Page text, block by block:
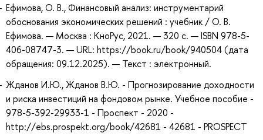
Ефимова, О. В., Финансовый анализ: инструментарий
обоснования экономических решений : учебник / О. В.
Ефимова. — Москва : КноРус, 2021. — 320 с. — ISBN 978-5-
406-08747-3. — URL: https://book.ru/book/940504 (дата
обращения: 09.12.2025). — Текст : электронный.
Жданов И.Ю., Жданов В.Ю. - Прогнозирование доходности
и риска инвестиций на фондовом рынке. Учебное пособие -
978-5-392-29933-1 - Проспект - 2020 -
http://ebs.prospekt.org/book/42681 - 42681 - PROSPECT